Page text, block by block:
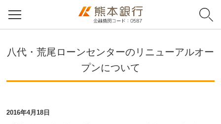
八代・荒尾ローンセンターのリニューアルオー
プンについて
2016年4月18日